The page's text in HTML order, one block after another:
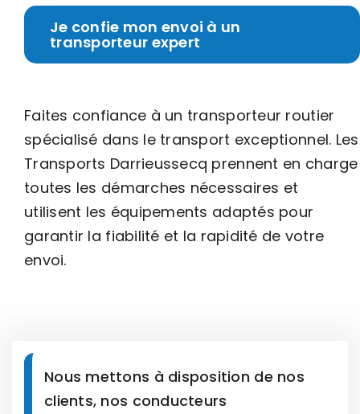
Je confie mon envoi à un
transporteur expert
Faites confiance à un transporteur routier
spécialisé dans le transport exceptionnel. Les
Transports Darrieussecq prennent en charge
toutes les démarches nécessaires et
utilisent les équipements adaptés pour
garantir la fiabilité et la rapidité de votre
envoi.
Nous mettons à disposition de nos
clients, nos conducteurs